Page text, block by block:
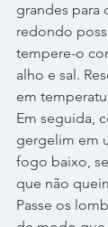
grandes para
redondo
tempere-o
alho e sal.
em
Em seguida,
gergelim em
fogo baixo,
que não
Passe os